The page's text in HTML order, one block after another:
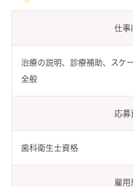
仕事
治療の説明、診療補助、スケ
全般
応募
歯科衛生士資格
雇用